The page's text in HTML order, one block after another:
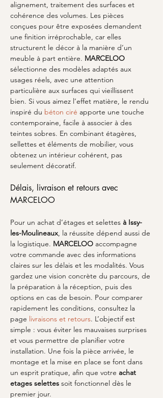
alignement, traitement des surfaces et
cohérence des volumes. Les pièces
conçues pour être exposées demandent
une finition irréprochable, car elles
structurent le décor à la manière d’un
meuble à part entière. MARCELOO
sélectionne des modèles adaptés aux
usages réels, avec une attention
particulière aux surfaces qui vieillissent
bien. Si vous aimez l’effet matière, le rendu
inspiré du béton ciré apporte une touche
contemporaine, facile à associer à des
teintes sobres. En combinant étagères,
sellettes et éléments de mobilier, vous
obtenez un intérieur cohérent, pas
seulement décoratif.
Délais, livraison et retours avec
MARCELOO
Pour un achat d’étages et selettes à Issy-
les-Moulineaux, la réussite dépend aussi de
la logistique. MARCELOO accompagne
votre commande avec des informations
claires sur les délais et les modalités. Vous
gardez une vision concrète du parcours, de
la préparation à la réception, puis des
options en cas de besoin. Pour comparer
rapidement les conditions, consultez la
page livraisons et retours. L’objectif est
simple : vous éviter les mauvaises surprises
et vous permettre de planifier votre
installation. Une fois la pièce arrivée, le
montage et la mise en place se font dans
un esprit pratique, afin que votre achat
etages selettes soit fonctionnel dès le
premier jour.